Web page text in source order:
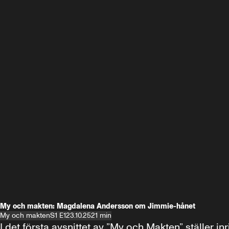
My och makten: Magdalena Andersson om Jimmie-hånet
My och maktenS1 E123.10.2521 min